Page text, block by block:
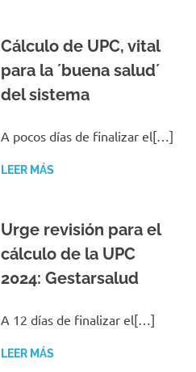
Cálculo de UPC, vital
para la ´buena salud´
del sistema
A pocos días de finalizar el[…]
LEER MÁS
Urge revisión para el
cálculo de la UPC
2024: Gestarsalud
A 12 días de finalizar el[…]
LEER MÁS